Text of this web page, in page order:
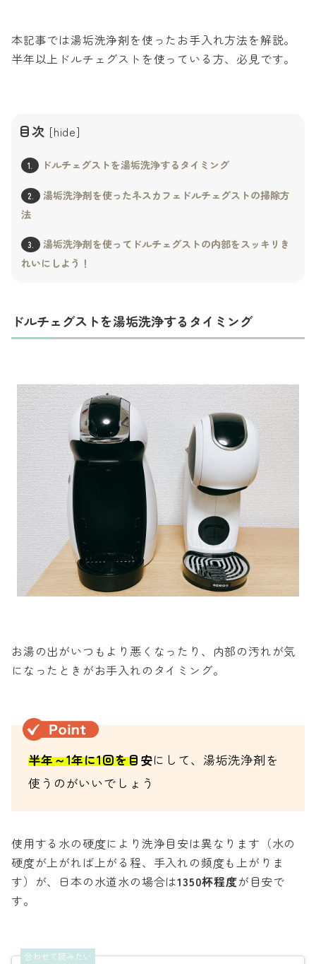
本記事では湯垢洗浄剤を使ったお手入れ方法を解説。
半年以上ドルチェグストを使っている方、必見です。
目次 [hide]
1. ドルチェグストを湯垢洗浄するタイミング
2.
湯垢洗浄剤を使ったネスカフェドルチェグストの掃除方
法
3.
湯垢洗浄剤を使ってドルチェグストの内部をスッキリき
れいにしよう！
ドルチェグストを湯垢洗浄するタイミング
お湯の出がいつもより悪くなったり、内部の汚れが気
になったときがお手入れのタイミング。
半年～1年に1回を目安にして、湯垢洗浄剤を
使うのがいいでしょう
使用する水の硬度により洗浄目安は異なります（水の
硬度が上がれば上がる程、手入れの頻度も上がりま
す）が、日本の水道水の場合は1350杯程度が目安で
す。
合わせて読みたい